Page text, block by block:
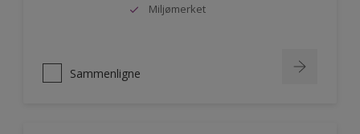
Miljømerket
Sammenligne